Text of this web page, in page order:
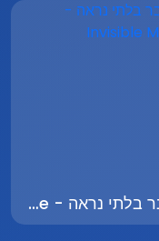
עכבר בלתי נראה - Invisible Mouse